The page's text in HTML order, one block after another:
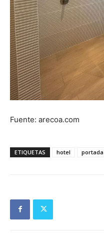
Fuente: arecoa.com
ETIQUETAS hotel portada